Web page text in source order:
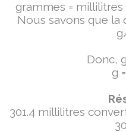
grammes =
Nous savons que la
Donc,
g
301.4 millilitres